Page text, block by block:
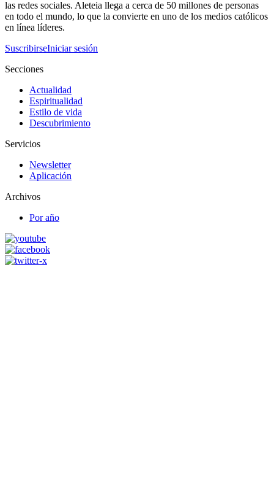
las redes sociales. Aleteia llega a cerca de 50 millones de personas
en todo el mundo, lo que la convierte en uno de los medios católicos
en línea líderes.
SuscribirseIniciar sesión
Secciones
Actualidad
Espiritualidad
Estilo de vida
Descubrimiento
Servicios
Newsletter
Aplicación
Archivos
Por año